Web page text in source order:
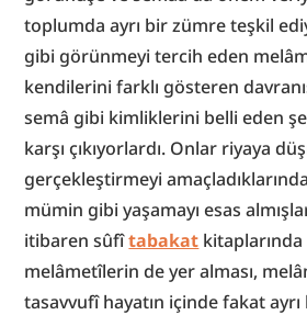
toplumda ayrı bir zümre teşkil
gibi görünmeyi tercih eden
kendilerini farklı gösteren
semâ gibi kimliklerini belli eden
karşı çıkıyorlardı. Onlar riyaya
gerçekleştirmeyi
mümin gibi yaşamayı esas
itibaren sûfî tabakat
melâmetîlerin de yer alması,
tasavvufî hayatın içinde fakat